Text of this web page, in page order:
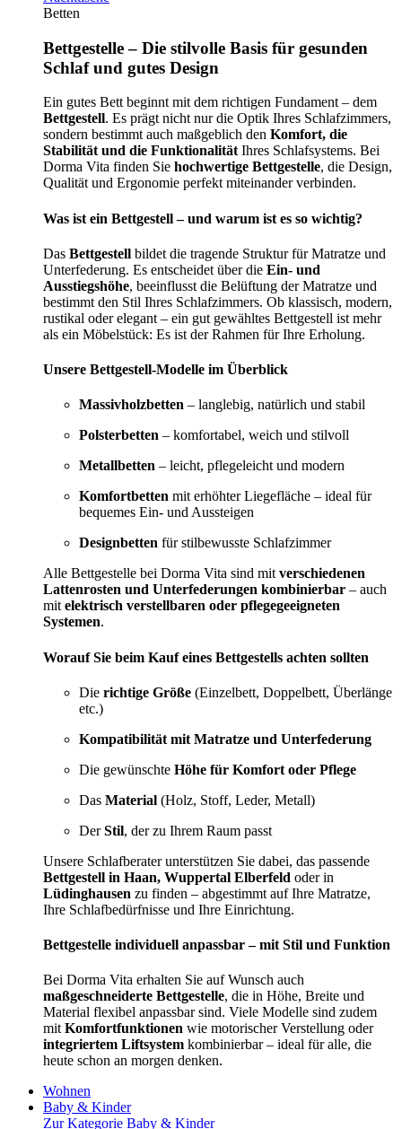
Betten
Bettgestelle – Die stilvolle Basis für gesunden
Schlaf und gutes Design
Ein gutes Bett beginnt mit dem richtigen Fundament – dem
Bettgestell. Es prägt nicht nur die Optik Ihres Schlafzimmers,
sondern bestimmt auch maßgeblich den Komfort, die
Stabilität und die Funktionalität Ihres Schlafsystems. Bei
Dorma Vita finden Sie hochwertige Bettgestelle, die Design,
Qualität und Ergonomie perfekt miteinander verbinden.
Was ist ein Bettgestell – und warum ist es so wichtig?
Das Bettgestell bildet die tragende Struktur für Matratze und
Unterfederung. Es entscheidet über die Ein- und
Ausstiegshöhe, beeinflusst die Belüftung der Matratze und
bestimmt den Stil Ihres Schlafzimmers. Ob klassisch, modern,
rustikal oder elegant – ein gut gewähltes Bettgestell ist mehr
als ein Möbelstück: Es ist der Rahmen für Ihre Erholung.
Unsere Bettgestell-Modelle im Überblick
Massivholzbetten – langlebig, natürlich und stabil
Polsterbetten – komfortabel, weich und stilvoll
Metallbetten – leicht, pflegeleicht und modern
Komfortbetten mit erhöhter Liegefläche – ideal für
bequemes Ein- und Aussteigen
Designbetten für stilbewusste Schlafzimmer
Alle Bettgestelle bei Dorma Vita sind mit verschiedenen
Lattenrosten und Unterfederungen kombinierbar – auch
mit elektrisch verstellbaren oder pflegegeeigneten
Systemen.
Worauf Sie beim Kauf eines Bettgestells achten sollten
Die richtige Größe (Einzelbett, Doppelbett, Überlänge
etc.)
Kompatibilität mit Matratze und Unterfederung
Die gewünschte Höhe für Komfort oder Pflege
Das Material (Holz, Stoff, Leder, Metall)
DerStil, der zu Ihrem Raum passt
Unsere Schlafberater unterstützen Sie dabei, das passende
Bettgestell in Haan, Wuppertal Elberfeld oder in
Lüdinghausen zu finden – abgestimmt auf Ihre Matratze,
Ihre Schlafbedürfnisse und Ihre Einrichtung.
Bettgestelle individuell anpassbar – mit Stil und Funktion
Bei Dorma Vita erhalten Sie auf Wunsch auch
maßgeschneiderte Bettgestelle, die in Höhe, Breite und
Material flexibel anpassbar sind. Viele Modelle sind zudem
mit Komfortfunktionen wie motorischer Verstellung oder
integriertem Liftsystem kombinierbar – ideal für alle, die
heute schon an morgen denken.
Wohnen
Baby & Kinder
Zur Kategorie Baby & Kinder